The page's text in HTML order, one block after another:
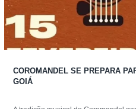
COROMANDEL SE PREPARA
GOIÁ